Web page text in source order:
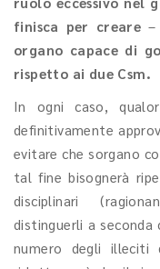
finisca per creare –
organo capace di
rispetto ai due Csm.
In ogni caso,
definitivamente
evitare che sorgano
tal fine bisognerà
disciplinari
distinguerli a seconda
numero degli illeciti